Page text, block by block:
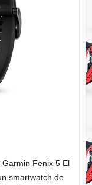
Fenix 5 El
smartwatch de